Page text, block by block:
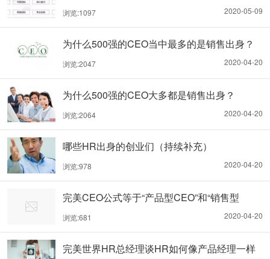
件事
2020-05-09
浏览:1097
为什么500强的CEO当中最多的是销售出身？
2020-04-20
浏览:2047
为什么500强的CEO大多都是销售出身？
2020-04-20
浏览:2064
哪些HR出身的创业们（持续补充）
2020-04-20
浏览:978
完美CEO公式等于“产品型CEO”和“销售型
CEO”
2020-04-20
浏览:681
完美世界HR总经理谈HR如何像产品经理一样